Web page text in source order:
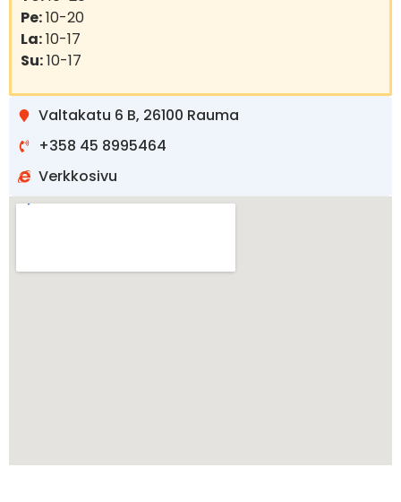
Pe:10-20
La:10-17
Su:10-17
Valtakatu 6 B, 26100 Rauma
+358 45 8995464
Verkkosivu